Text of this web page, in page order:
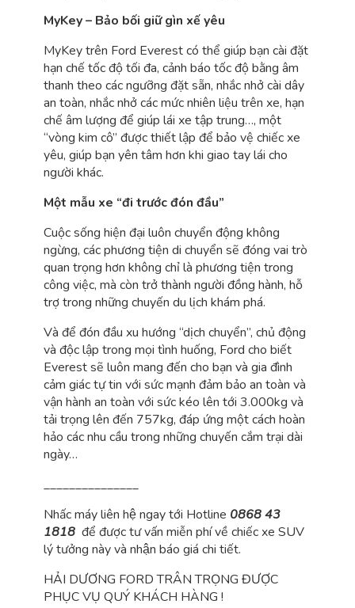
MyKey – Bảo bối giữ gìn xế yêu
MyKey trên Ford Everest có thể giúp bạn cài đặt
hạn chế tốc độ tối đa, cảnh báo tốc độ bằng âm
thanh theo các ngưỡng đặt sẵn, nhắc nhở cài dây
an toàn, nhắc nhở các mức nhiên liệu trên xe, hạn
chế âm lượng để giúp lái xe tập trung…, một
“vòng kim cô” được thiết lập để bảo vệ chiếc xe
yêu, giúp bạn yên tâm hơn khi giao tay lái cho
người khác.
Một mẫu xe “đi trước đón đầu”
Cuộc sống hiện đại luôn chuyển động không
ngừng, các phương tiện di chuyển sẽ đóng vai trò
quan trọng hơn không chỉ là phương tiện trong
công việc, mà còn trở thành người đồng hành, hỗ
trợ trong những chuyến du lịch khám phá.
Và để đón đầu xu hướng “dịch chuyển”, chủ động
và độc lập trong mọi tình huống, Ford cho biết
Everest sẽ luôn mang đến cho bạn và gia đình
cảm giác tự tin với sức mạnh đảm bảo an toàn và
vận hành an toàn với sức kéo lên tới 3.000kg và
tải trọng lên đến 757kg, đáp ứng một cách hoàn
hảo các nhu cầu trong những chuyến cắm trại dài
ngày…
_______________
Nhấc máy liên hệ ngay tới Hotline 0868 43
1818 để được tư vấn miễn phí về chiếc xe SUV
lý tưởng này và nhận báo giá chi tiết.
HẢI DƯƠNG FORD TRÂN TRỌNG ĐƯỢC
PHỤC VỤ QUÝ KHÁCH HÀNG !